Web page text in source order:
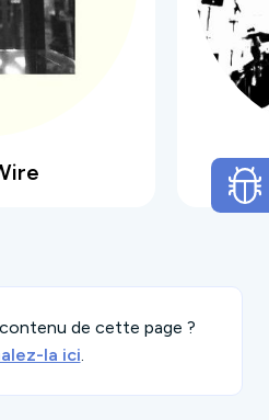
de cette page ?
la ici.